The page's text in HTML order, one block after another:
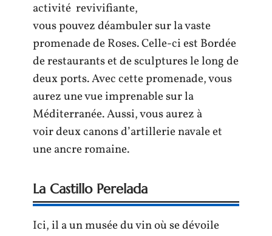
activité revivifiante,
vous pouvez déambuler sur la vaste
promenade de Roses. Celle-ci est Bordée
de restaurants et de sculptures le long de
deux ports. Avec cette promenade, vous
aurez une vue imprenable sur la
Méditerranée. Aussi, vous aurez à
voir deux canons d’artillerie navale et
une ancre romaine.
La Castillo Perelada
Ici, il a un musée du vin où se dévoile